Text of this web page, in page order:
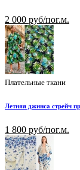
2 000 руб/пог.м.
Плательные ткани
Летняя джинса стрейч
1 800 руб/пог.м.